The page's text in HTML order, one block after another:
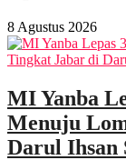
8 Agustus 2026
MI Yanba
Menuju
Darul Ihsan